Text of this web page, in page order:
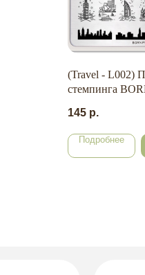
(Travel - L002)
стемпинга
145 р.
Подробнее